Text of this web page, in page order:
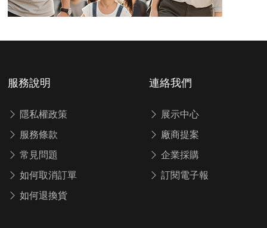
服務說明
隱私權政策
服務條款
常見問題
如何取消訂單
如何退換貨
連絡我們
展示中心
廠商提案
企業採購
訂閱電子報